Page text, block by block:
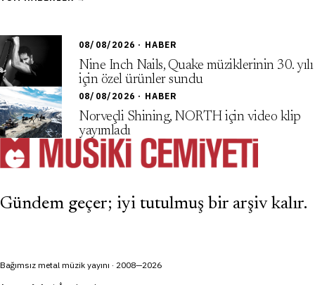
08/08/2026 · HABER
Nine Inch Nails, Quake müziklerinin 30. yılı
için özel ürünler sundu
08/08/2026 · HABER
Norveçli Shining, NORTH için video klip
yayımladı
Gündem geçer; iyi tutulmuş bir arşiv kalır.
Bağımsız metal müzik yayını · 2008—2026